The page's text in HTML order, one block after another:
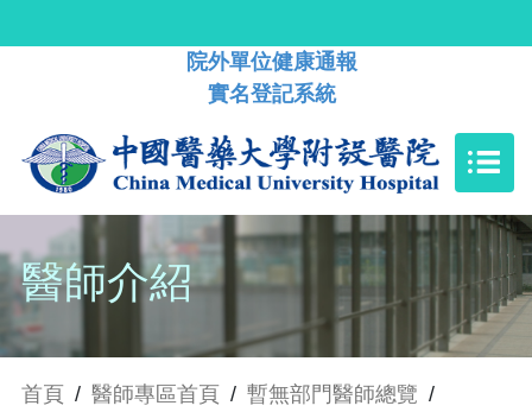
院外單位健康通報
實名登記系統
醫師介紹
首頁 / 醫師專區首頁 / 暫無部門醫師總覽 /